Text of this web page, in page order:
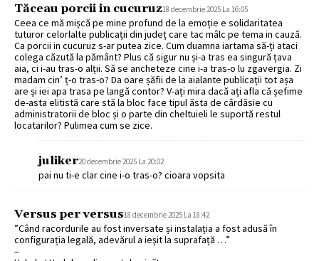
Tăceau porcii in cucuruz18 decembrie 2025 La 16:05
Ceea ce mă mișcă pe mine profund de la emoție e solidaritatea
tuturor celorlalte publicații din județ care tac mâlc pe tema in cauză.
Ca porcii in cucuruz s-ar putea zice. Cum duamna iartama să-ți ataci
colega căzută la pământ? Plus că sigur nu și-a tras ea singură țava
aia, ci i-au tras-o alții. Să se ancheteze cine i-a tras-o lu zgavergia. Zi
madam cin’ ț-o tras-o? Da oare șăfii de la aialante publicații tot așa
are și iei apa trasa pe langă contor? V-ați mira dacă ați afla că șefime
de-asta elitistă care stă la bloc face tipul ăsta de cârdăsie cu
administratorii de bloc și o parte din cheltuieli le suportă restul
locatarilor? Pulimea cum se zice.
juliker20 decembrie 2025 La 20:02
pai nu ti-e clar cine i-o tras-o? cioara vopsita
Versus per versus18 decembrie 2025 La 18:42
”Când racordurile au fost inversate și instalația a fost adusă în
configurația legală, adevărul a ieșit la suprafață …”
–